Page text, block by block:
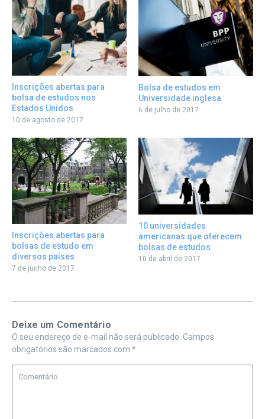
Inscrições abertas para
bolsa de estudos nos
Estados Unidos
10 de agosto de 2017
Bolsa de estudos em
Universidade inglesa
6 de julho de 2017
Inscrições abertas para
bolsas de estudo em
diversos países
7 de junho de 2017
10 universidades
americanas que oferecem
bolsas de estudos
10 de abril de 2017
Deixe um Comentário
O seu endereço de e-mail não será publicado. Campos
obrigatórios são marcados com *